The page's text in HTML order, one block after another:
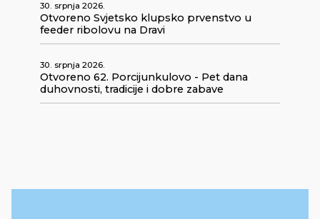
30. srpnja 2026.
Otvoreno Svjetsko klupsko prvenstvo u
feeder ribolovu na Dravi
30. srpnja 2026.
Otvoreno 62. Porcijunkulovo - Pet dana
duhovnosti, tradicije i dobre zabave